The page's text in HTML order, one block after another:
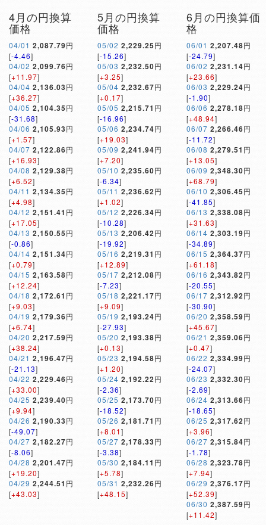
4月の円換算
価格
04/01 2,087.79円
[-4.46]
04/02 2,099.76円
[+11.97]
04/04 2,136.03円
[+36.27]
04/05 2,104.35円
[-31.68]
04/06 2,105.93円
[+1.57]
04/07 2,122.86円
[+16.93]
04/08 2,129.38円
[+6.52]
04/11 2,134.35円
[+4.98]
04/12 2,151.41 円
[+17.05]
04/13 2,150.55円
[-0.86]
04/14 2,151.34円
[+0.79]
04/15 2,163.58円
[+12.24]
04/18 2,172.61 円
[+9.03]
04/19 2,179.36円
[+6.74]
04/20 2,217.59円
[+38.24]
04/21 2,196.47円
[-21.13]
04/22 2,229.46円
[+33.00]
04/25 2,239.40円
[+9.94]
04/26 2,190.33円
[-49.07]
04/27 2,182.27円
[-8.06]
04/28 2,201.47円
[+19.20]
04/29 2,244.51 円
[+43.03]
5月の円換算
価格
05/02 2,229.25円
[-15.26]
05/03 2,232.50円
[+3.25]
05/04 2,232.67円
[+0.17]
05/05 2,215.71 円
[-16.96]
05/06 2,234.74円
[+19.03]
05/09 2,241.94円
[+7.20]
05/10 2,235.60円
[-6.34]
05/11 2,236.62円
[+1.02]
05/12 2,226.34円
[-10.28]
05/13 2,206.42円
[-19.92]
05/16 2,219.31 円
[+12.89]
05/17 2,212.08円
[-7.23]
05/18 2,221.17円
[+9.09]
05/19 2,193.24円
[-27.93]
05/20 2,193.38円
[+0.13]
05/23 2,194.58円
[+1.20]
05/24 2,192.22円
[-2.36]
05/25 2,173.70円
[-18.52]
05/26 2,181.71 円
[+8.01]
05/27 2,178.33円
[-3.38]
05/30 2,184.11 円
[+5.78]
05/31 2,232.26円
[+48.15]
6月の円換算価
格
06/01 2,207.48円
[-24.79]
06/02 2,231.14円
[+23.66]
06/03 2,229.24円
[-1.90]
06/06 2,278.18円
[+48.94]
06/07 2,266.46円
[-11.72]
06/08 2,279.51 円
[+13.05]
06/09 2,348.30円
[+68.79]
06/10 2,306.45円
[-41.85]
06/13 2,338.08円
[+31.63]
06/14 2,303.19円
[-34.89]
06/15 2,364.37円
[+61.18]
06/16 2,343.82円
[-20.55]
06/17 2,312.92円
[-30.90]
06/20 2,358.59円
[+45.67]
06/21 2,359.06円
[+0.47]
06/22 2,334.99円
[-24.07]
06/23 2,332.30円
[-2.69]
06/24 2,313.66円
[-18.65]
06/25 2,317.62円
[+3.96]
06/27 2,315.84円
[-1.78]
06/28 2,323.78円
[+7.94]
06/29 2,376.17円
[+52.39]
06/30 2,387.59円
[+11.42]